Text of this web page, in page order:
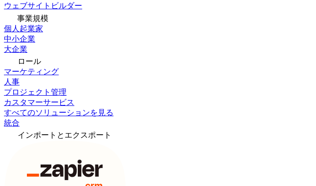
ウェブサイトビルダー
事業規模
個人起業家
中小企業
大企業
ロール
マーケティング
人事
プロジェクト管理
カスタマーサービス
すべてのソリューションを見る
統合
インポートとエクスポート